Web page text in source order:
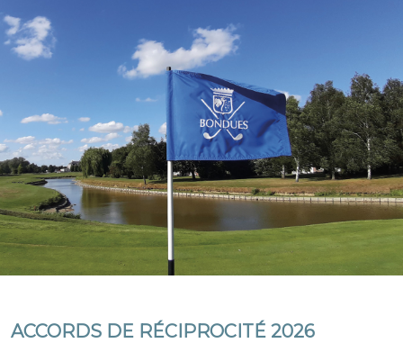
ACCORDS DE RÉCIPROCITÉ 2026